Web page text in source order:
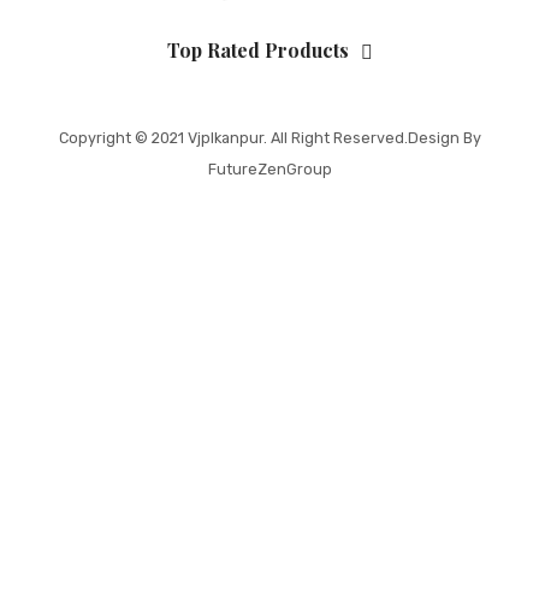
Top Rated Products
Copyright © 2021 Vjplkanpur. All Right Reserved.Design By
FutureZenGroup